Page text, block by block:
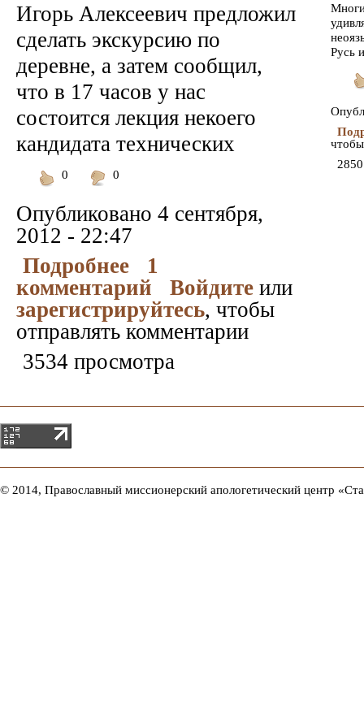
Игорь Алексеевич предложил
сделать экскурсию по
деревне, а затем сообщил,
что в 17 часов у нас
состоится лекция некоего
кандидата технических
0
0
Опубликовано 4 сентября,
2012 - 22:47
Подробнее
1
комментарий
Войдите или
зарегистрируйтесь, чтобы
отправлять комментарии
3534 просмотра
Русь
© 2014, Православный миссионерский апологетический центр